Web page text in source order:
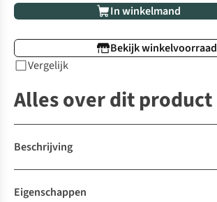
In winkelmand
Bekijk winkelvoorraad
Vergelijk
Alles over dit product
Beschrijving
Eigenschappen